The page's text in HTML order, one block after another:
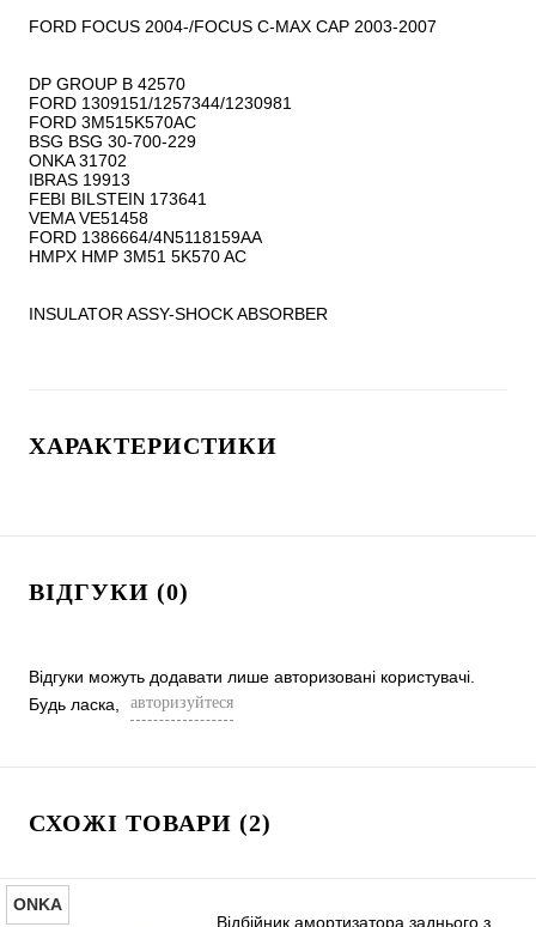
FORD FOCUS 2004-/FOCUS C-MAX CAP 2003-2007
DP GROUP B 42570
FORD 1309151/1257344/1230981
FORD 3M515K570AC
BSG BSG 30-700-229
ONKA 31702
IBRAS 19913
FEBI BILSTEIN 173641
VEMA VE51458
FORD 1386664/4N5118159AA
HMPX HMP 3M51 5K570 AC
INSULATOR ASSY-SHOCK ABSORBER
ХАРАКТЕРИСТИКИ
ВІДГУКИ (0)
Відгуки можуть додавати лише авторизовані користувачі.
Будь ласка,
авторизуйтеся
СХОЖІ ТОВАРИ (2)
ONKA
Відбійник амортизатора заднього з